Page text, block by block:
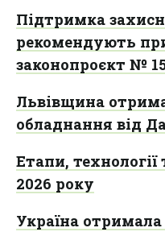
Підтримка
рекомендують
законопроєкт №
Львівщина
обладнання від
Етапи, технології
2026 року
Україна